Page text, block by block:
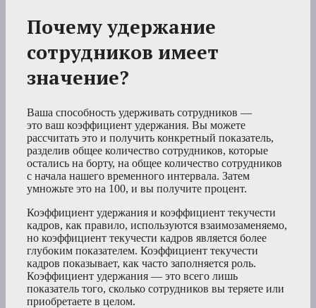
Почему удержание
сотрудников имеет
значение?
Ваша способность удерживать сотрудников —
это ваш коэффициент удержания. Вы можете
рассчитать это и получить конкретный показатель,
разделив общее количество сотрудников, которые
остались на борту, на общее количество сотрудников
с начала нашего временного интервала. Затем
умножьте это на 100, и вы получите процент.
Коэффициент удержания и коэффициент текучести
кадров, как правило, используются взаимозаменяемо,
но коэффициент текучести кадров является более
глубоким показателем. Коэффициент текучести
кадров показывает, как часто заполняется роль.
Коэффициент удержания — это всего лишь
показатель того, сколько сотрудников вы теряете или
приобретаете в целом.